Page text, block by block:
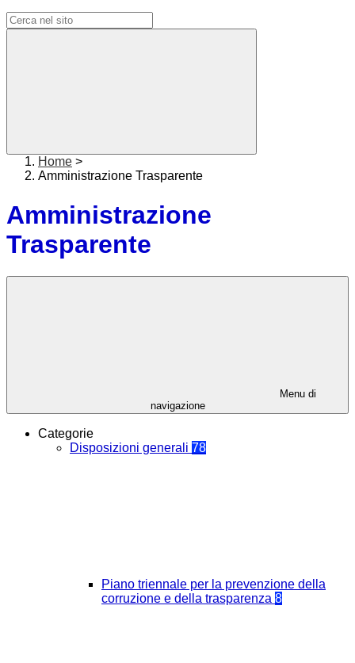
Home >
Amministrazione Trasparente
Amministrazione
Trasparente
Menu di
navigazione
Categorie
Disposizioni generali 78
Piano triennale per la prevenzione della
corruzione e della trasparenza 8